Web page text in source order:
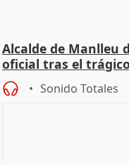
Alcalde de Manlleu
oficial tras el
Sonido Totales